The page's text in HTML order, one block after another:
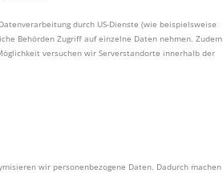
durch US-Dienste (wie beispielsweise
Behörden Zugriff auf einzelne Daten nehmen. Zudem
versuchen wir Serverstandorte innerhalb der
wir personenbezogene Daten. Dadurch machen